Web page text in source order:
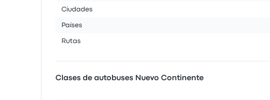
Ciudades
Países
Rutas
Clases de autobuses Nuevo Continente